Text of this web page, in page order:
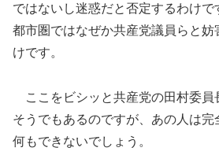
ではないし迷惑だと否定するわけ
都市圏ではなぜか共産党議員らと妨
けです。
ここをビシッと共産党の田村委員
そうでもあるのですが、あの人は完
何もできないでしょう。